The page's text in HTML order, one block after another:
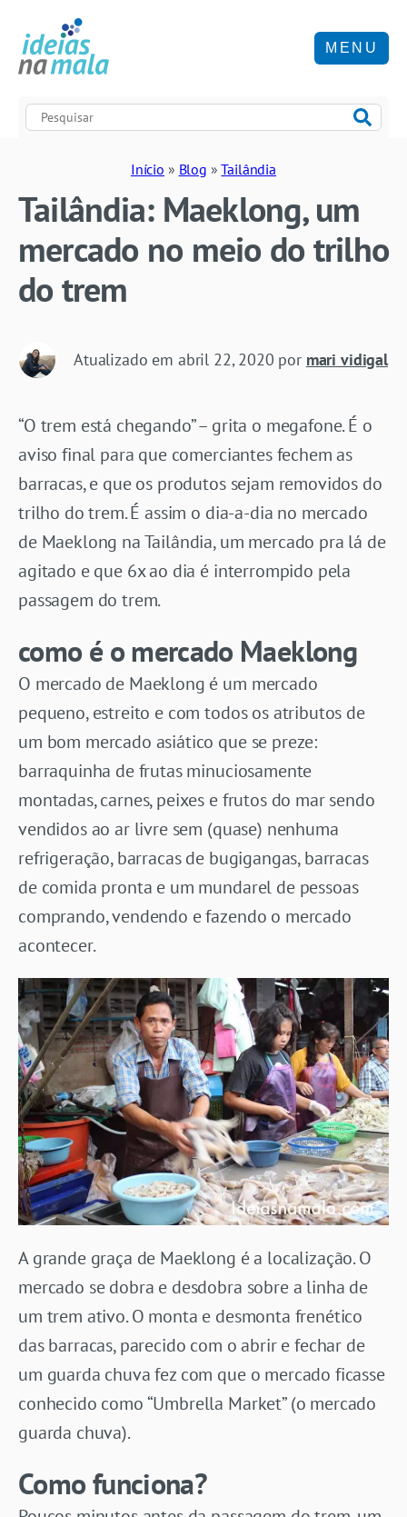
MENU
Início » Blog »Tailândia
Tailândia: Maeklong, um
mercado no meio do trilho
do trem
Atualizado em abril 22, 2020 por mari vidigal
“O trem está chegando” – grita o megafone. É o
aviso final para que comerciantes fechem as
barracas, e que os produtos sejam removidos do
trilho do trem. É assim o dia-a-dia no mercado
de Maeklong na Tailândia, um mercado pra lá de
agitado e que 6x ao dia é interrompido pela
passagem do trem.
como é o mercado Maeklong
O mercado de Maeklong é um mercado
pequeno, estreito e com todos os atributos de
um bom mercado asiático que se preze:
barraquinha de frutas minuciosamente
montadas, carnes, peixes e frutos do mar sendo
vendidos ao ar livre sem (quase) nenhuma
refrigeração, barracas de bugigangas, barracas
de comida pronta e um mundarel de pessoas
comprando, vendendo e fazendo o mercado
acontecer.
A grande graça de Maeklong é a localização. O
mercado se dobra e desdobra sobre a linha de
um trem ativo. O monta e desmonta frenético
das barracas, parecido com o abrir e fechar de
um guarda chuva fez com que o mercado ficasse
conhecido como “Umbrella Market” (o mercado
guarda chuva).
Como funciona?